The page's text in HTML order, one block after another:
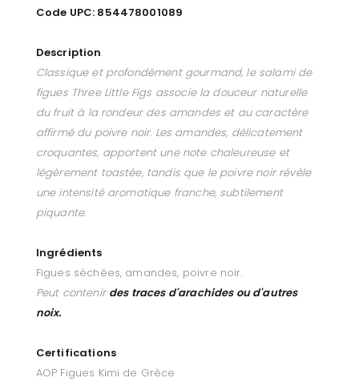
Code UPC: 854478001089
Description
Classique et profondément gourmand, le salami de
figues Three Little Figs associe la douceur naturelle
du fruit à la rondeur des amandes et au caractère
affirmé du poivre noir. Les amandes, délicatement
croquantes, apportent une note chaleureuse et
légèrement toastée, tandis que le poivre noir révèle
une intensité aromatique franche, subtilement
piquante.
Ingrédients
Figues séchées, amandes, poivre noir.
Peut contenir des traces d'arachides ou d'autres
noix.
Certifications
AOP Figues Kimi de Grèce